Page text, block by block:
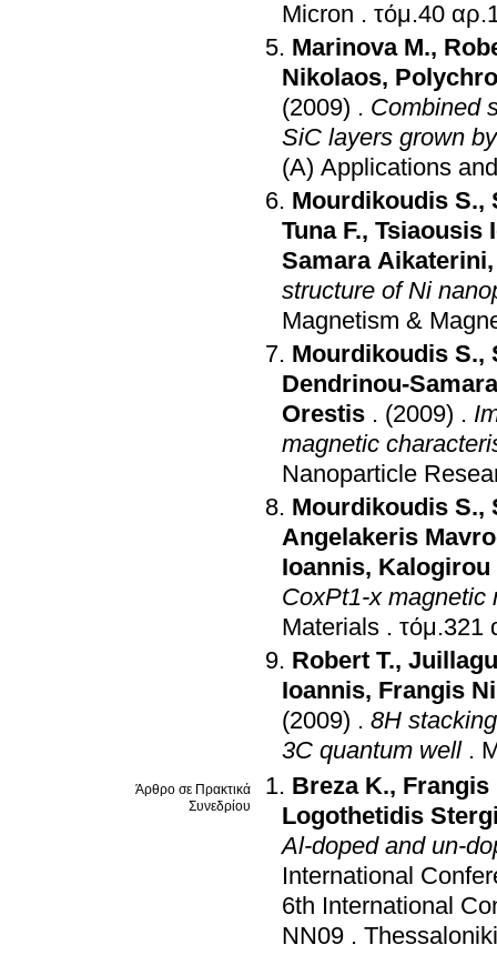
Micron .
Marinova M.,
Nikolaos,
(2009) . Combined
SiC layers grown
(A) Applications
Mourdikoudis S.,
Tuna F., Tsiaousis
Samara Aikaterini
structure of Ni
Magnetism &
Mourdikoudis S.,
Dendrinou-
Orestis . (2009) .
magnetic
Nanoparticle
Mourdikoudis S.,
Angelakeris
Ioannis, Kalogirou
CoxPt1-x magnetic
Materials .
Robert T.,
Ioannis, Frangis
(2009) . 8H
3C quantum well .
Άρθρο σε Πρακτικά
Συνεδρίου
Breza K., Frangis
Logothetidis
Al-doped and un-
International
6th International
NN09 .